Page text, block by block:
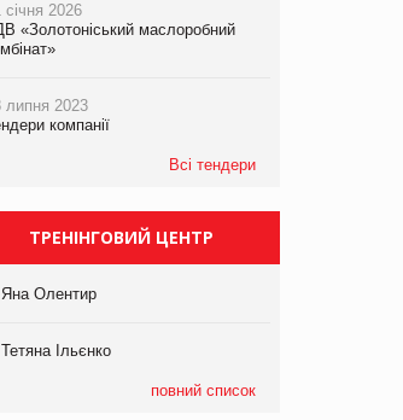
повертається з
продовольство
січня 2026
«Золотоніський маслоробний
липня 2023
компанії
Всі тендери
ТРЕНІНГОВИЙ ЦЕНТР
Яна Олентир
Тетяна Ільєнко
повний список